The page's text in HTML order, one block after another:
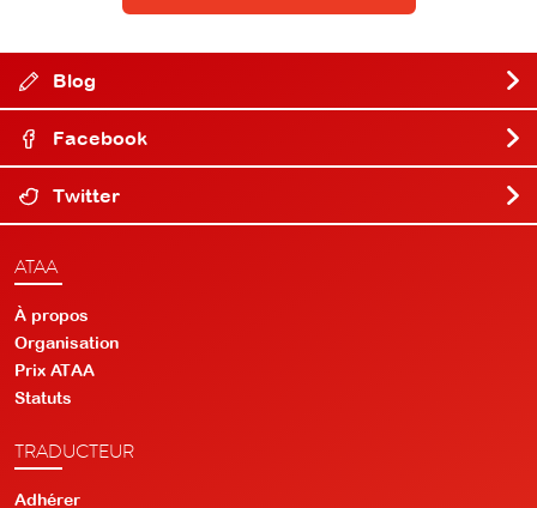
Blog
Facebook
Twitter
ATAA
À propos
Organisation
Prix ATAA
Statuts
TRADUCTEUR
Adhérer